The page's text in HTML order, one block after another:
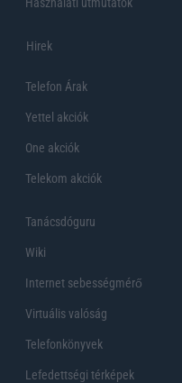
Hirek
Telefon Árak
Yettel akciók
One akciók
Telekom akciók
Tanácsdóguru
Wiki
Internet sebességmérő
Virtuális valóság
Telefonkönyvek
Lefedettségi térképek